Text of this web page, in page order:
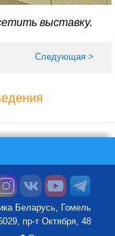
выставку.
Следующая >
Беларусь, Гомель
пр-т Октября, 48